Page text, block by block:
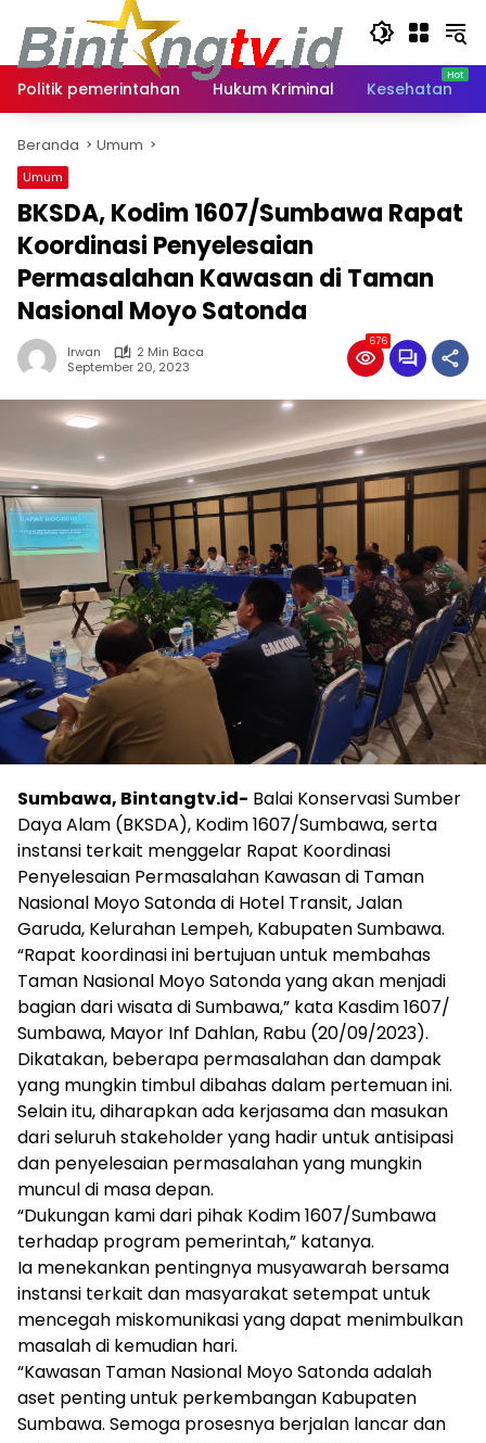
konten
Politik pemerintahan
Hukum Kriminal Kesehatan
Beranda Umum
Umum
BKSDA, Kodim 1607/Sumbawa Rapat
Koordinasi Penyelesaian
Permasalahan Kawasan di Taman
Nasional Moyo Satonda
Irwan
2 Min Baca
September 20, 2023
676
Sumbawa, Bintangtv.id- Balai Konservasi Sumber
Daya Alam (BKSDA), Kodim 1607/Sumbawa, serta
instansi terkait menggelar Rapat Koordinasi
Penyelesaian Permasalahan Kawasan di Taman
Nasional Moyo Satonda di Hotel Transit, Jalan
Garuda, Kelurahan Lempeh, Kabupaten Sumbawa.
“Rapat koordinasi ini bertujuan untuk membahas
Taman Nasional Moyo Satonda yang akan menjadi
bagian dari wisata di Sumbawa,” kata Kasdim 1607/
Sumbawa, Mayor Inf Dahlan, Rabu (20/09/2023).
Dikatakan, beberapa permasalahan dan dampak
yang mungkin timbul dibahas dalam pertemuan ini.
Selain itu, diharapkan ada kerjasama dan masukan
dari seluruh stakeholder yang hadir untuk antisipasi
dan penyelesaian permasalahan yang mungkin
muncul di masa depan.
“Dukungan kami dari pihak Kodim 1607/Sumbawa
terhadap program pemerintah,” katanya.
Ia menekankan pentingnya musyawarah bersama
instansi terkait dan masyarakat setempat untuk
mencegah miskomunikasi yang dapat menimbulkan
masalah di kemudian hari.
“Kawasan Taman Nasional Moyo Satonda adalah
aset penting untuk perkembangan Kabupaten
Sumbawa. Semoga prosesnya berjalan lancar dan